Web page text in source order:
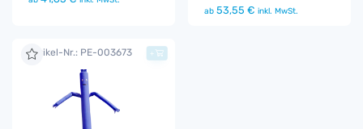
ab 53,55 € inkl. MwSt.
Artikel-Nr.: PE-003673 +